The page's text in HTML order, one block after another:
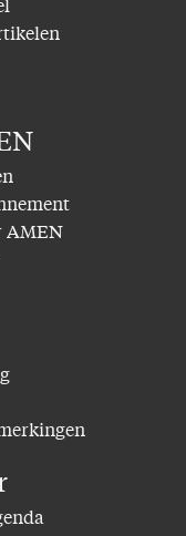
AMEN